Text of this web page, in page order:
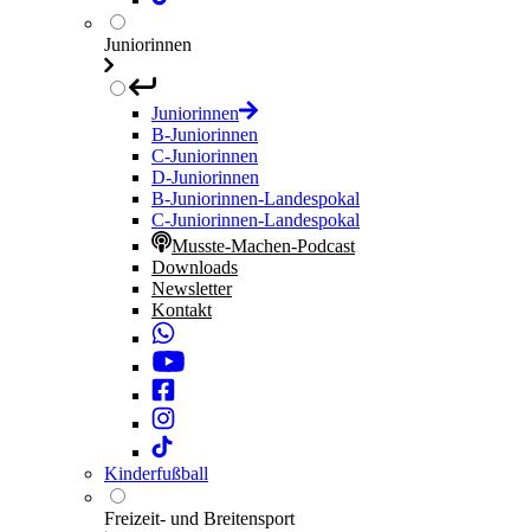
Juniorinnen
Juniorinnen
B-Juniorinnen
C-Juniorinnen
D-Juniorinnen
B-Juniorinnen-Landespokal
C-Juniorinnen-Landespokal
Musste-Machen-Podcast
Downloads
Newsletter
Kontakt
Kinderfußball
Freizeit- und Breitensport